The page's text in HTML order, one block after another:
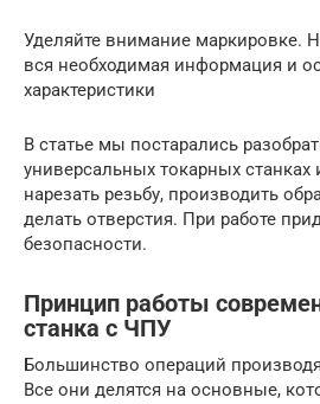
Уделяйте внимание маркировке.
вся необходимая информация и
характеристики
В статье мы постарались
универсальных токарных станках
нарезать резьбу, производить
делать отверстия. При работе
безопасности.
Принцип работы
станка с ЧПУ
Большинство операций
Все они делятся на основные,